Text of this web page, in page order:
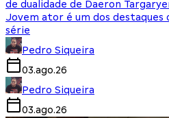
de dualidade de Daeron
Jovem ator é um dos
série
Pedro Siqueira
03.ago.26
Pedro Siqueira
03.ago.26